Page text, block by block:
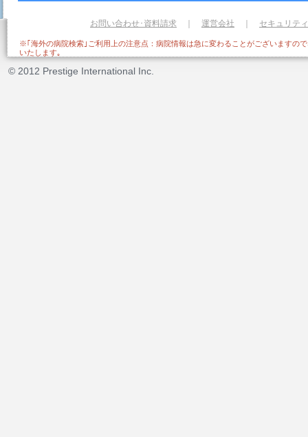
※｢海外の病院検索｣ご利用上の注意点：病院情報は急に変わることがございますの
いたします｡
お問い合わせ･資料請求 運営会社 セキュリテ
© 2012 Prestige International Inc.